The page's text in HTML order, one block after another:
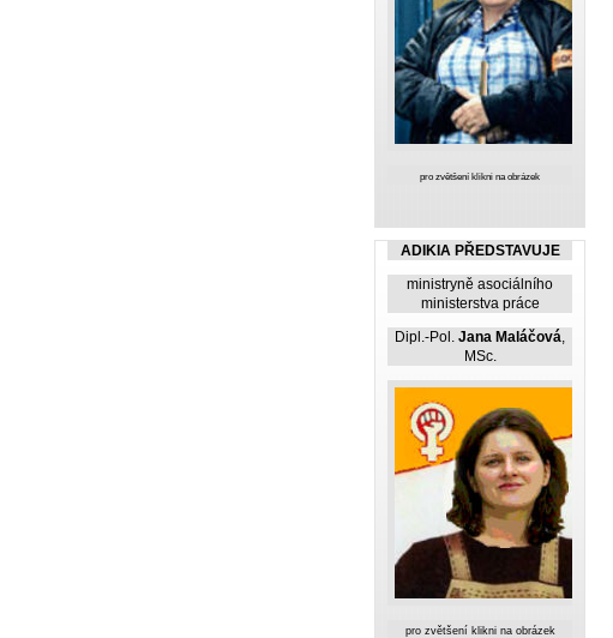
pro zvětšení klikni na obrázek
ADIKIA PŘEDSTAVUJE
ministryně asociálního
ministerstva práce
Dipl.-Pol. Jana Maláčová
MSc.
pro zvětšení klikni na obrázek